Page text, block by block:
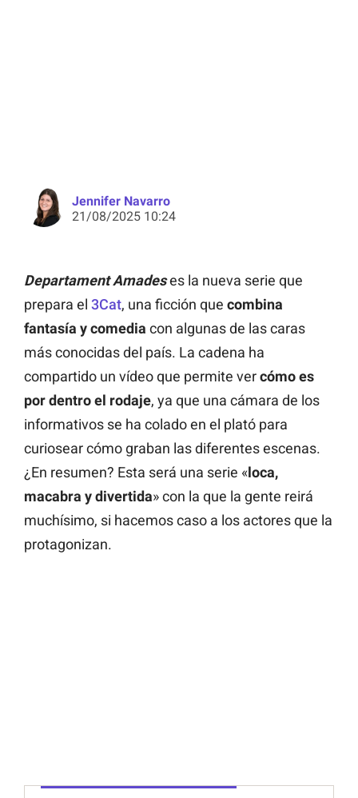
Jennifer Navarro
21/08/2025 10:24
Departament Amadeses la nueva serie que
prepara el 3Cat, una ficción que combina
fantasía y comedia con algunas de las caras
más conocidas del país. La cadena ha
compartido un vídeo que permite vercómo es
por dentro el rodaje, ya que una cámara de los
informativos se ha colado en el plató para
curiosear cómo graban las diferentes escenas.
¿En resumen? Esta será una serie «loca,
macabra y divertida» con la que la gente reirá
muchísimo, si hacemos caso a los actores que la
protagonizan.